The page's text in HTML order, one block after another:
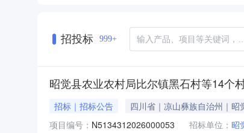
马**、马*、马*、马**
招投标 999+
昭觉县农业农村局比尔镇黑石村等14个
招标｜招标公告 四川省｜凉山彝族自治州｜昭
项目编号： N5134312026000053 招标单位： 昭